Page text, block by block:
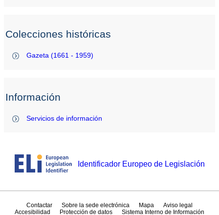
Colecciones históricas
Gazeta (1661 - 1959)
Información
Servicios de información
Identificador Europeo de Legislación
Contactar Sobre la sede electrónica Mapa
Aviso legal
Accesibilidad
Protección de datos Sistema Interno de Información